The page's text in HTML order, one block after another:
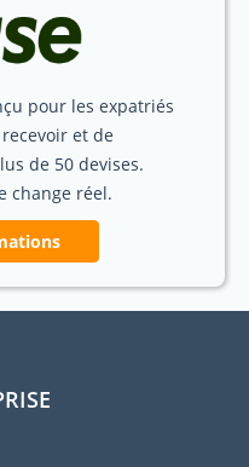
pour les expatriés
et de
de 50 devises.
change réel.